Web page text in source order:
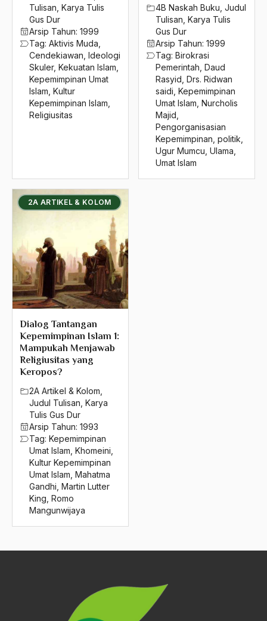
Tulisan Karya Tulis
Gus Dur
Arsip Tahun: 1999
Tag: Aktivis Muda
Cendekiawan Ideologi
Skuler, Kekuatan Islam
Kepemimpinan Umat
Islam Kultur
Kepemimpinan Islam
Religiusitas
4B Naskah Buku Judul
Tulisan Karya Tulis
Gus Dur
Arsip Tahun: 1999
Tag: Birokrasi
Pemerintah Daud
Rasyid Drs. Ridwan
saidi Kepemimpinan
Umat Islam Nurcholis
Majid
Pengorganisasian
Kepemimpinan politik
Ugur Mumcu Ulama
Umat Islam
2A ARTIKEL & KOLOM
Dialog Tantangan
Kepemimpinan Islam 1:
Mampukah Menjawab
Religiusitas yang
Keropos?
2A Artikel & Kolom
Judul Tulisan Karya
Tulis Gus Dur
Arsip Tahun: 1993
Tag: Kepemimpinan
Umat Islam Khomeini
Kultur Kepemimpinan
Umat Islam Mahatma
Gandhi Martin Lutter
King Romo
Mangunwijaya
2016
2015
2014
2013
2012
2011
2007
2005
2004
2003
2002
2001
2000
1999
1998
1997
1996
1995
1994
1993
1992
kepentingan rakyat
Kepercayaan Orang Banyak
Keputusan Agama
Keputusan Politik
Keragaman Budaya
Keragaman Budaya Bangsa
Kerajaan Agraris
Kerajaan Banten
kerajaan demak
Kerajaan kalingga
kerajaan malaysia
Kerajaan Mataram
keraton
Keraton Kartosuryo
Keraton Keranton Hamengkubuanan
keraton surakarta
Keraton Traadisional
Kerja Keras
kerja nyata
kerjasama
kerudung
kerudung di sekolah
Kerukunan Antar-umat Beragama
Kerukunan Hidup Beragama